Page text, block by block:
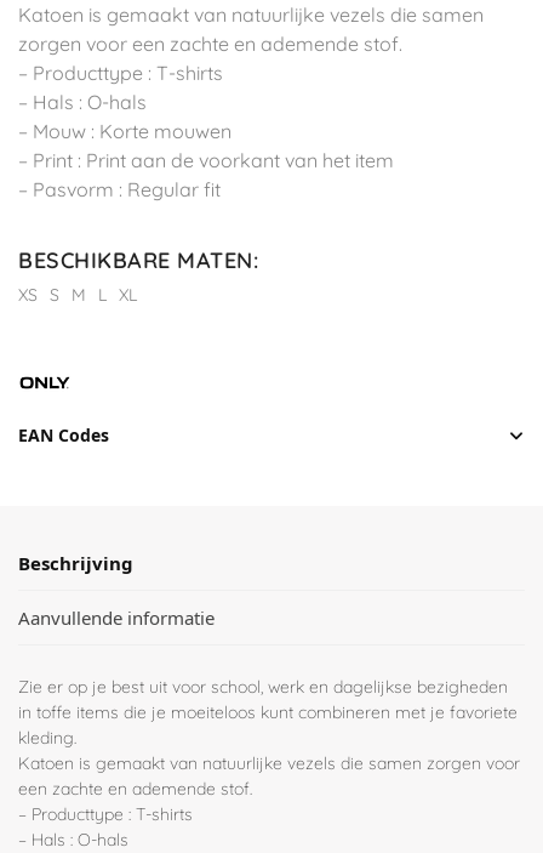
Katoen is gemaakt van natuurlijke vezels die samen
zorgen voor een zachte en ademende stof.
– Producttype : T-shirts
– Hals : O-hals
– Mouw : Korte mouwen
– Print : Print aan de voorkant van het item
– Pasvorm : Regular fit
BESCHIKBARE MATEN:
XS S M L XL
EAN Codes
Beschrijving
Aanvullende informatie
Zie er op je best uit voor school, werk en dagelijkse bezigheden
in toffe items die je moeiteloos kunt combineren met je favoriete
kleding.
Katoen is gemaakt van natuurlijke vezels die samen zorgen voor
een zachte en ademende stof.
– Producttype : T-shirts
– Hals : O-hals